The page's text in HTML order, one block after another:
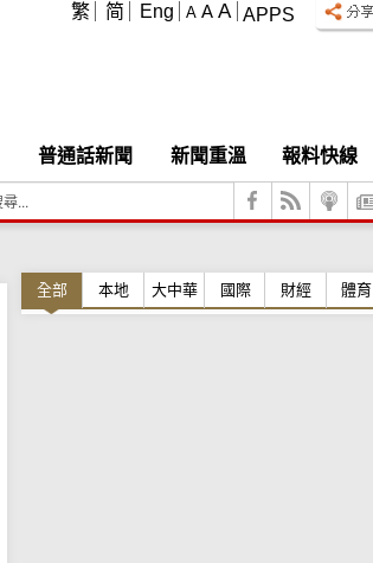
APPS
A A A
繁 简 Eng
普通話新聞 新聞重溫
報料快線
全部 本地 大中華 國際 財經 體育